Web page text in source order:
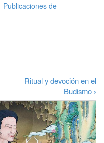
Publicaciones de
Ritual y devoción en el
Budismo ›